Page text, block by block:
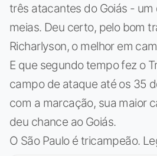
três atacantes do Goiás -
meias. Deu certo, pelo bom
Richarlyson, o melhor em
E que segundo tempo fez o
campo de ataque até os 35
com a marcação, sua maior
deu chance ao Goiás.
O São Paulo é tricampeão.